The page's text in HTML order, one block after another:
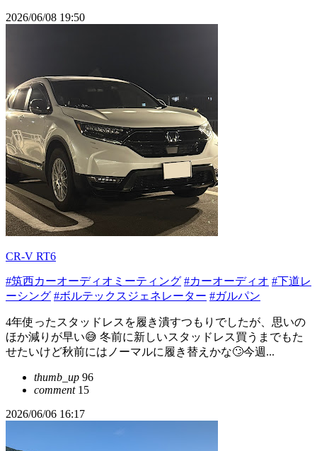
2026/06/08 19:50
CR-V RT6
#筑西カーオーディオミーティング #カーオーディオ #下道レ
ーシング #ボルテックスジェネレーター #ガルパン
4年使ったスタッドレスを履き潰すつもりでしたが、思いの
ほか減りが早い😅 冬前に新しいスタッドレス買うまでもた
せたいけど秋前にはノーマルに履き替えかな🙄今週...
thumb_up 96
comment15
2026/06/06 16:17